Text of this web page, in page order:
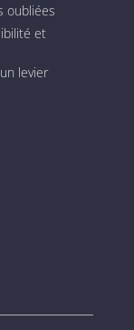
oubliées
et
levier